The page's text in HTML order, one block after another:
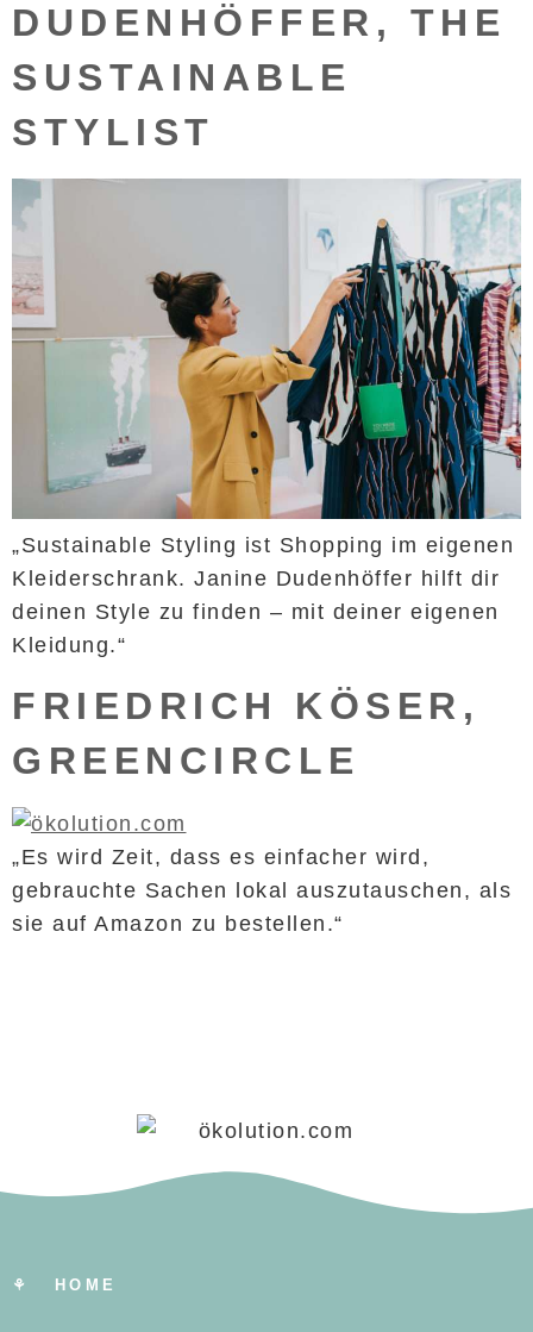
DUDENHÖFFER, THE
SUSTAINABLE
STYLIST
„Sustainable Styling ist Shopping im eigenen
Kleiderschrank. Janine Dudenhöffer hilft dir
deinen Style zu finden – mit deiner eigenen
Kleidung.“
FRIEDRICH KÖSER,
GREENCIRCLE
„Es wird Zeit, dass es einfacher wird,
gebrauchte Sachen lokal auszutauschen, als
sie auf Amazon zu bestellen.“
⚘ HOME